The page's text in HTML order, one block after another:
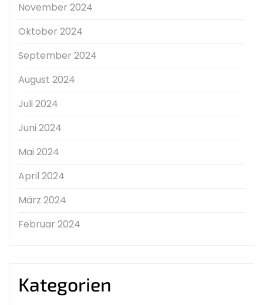
November 2024
Oktober 2024
September 2024
August 2024
Juli 2024
Juni 2024
Mai 2024
April 2024
März 2024
Februar 2024
Kategorien